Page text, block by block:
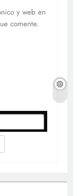
y web en
comente.